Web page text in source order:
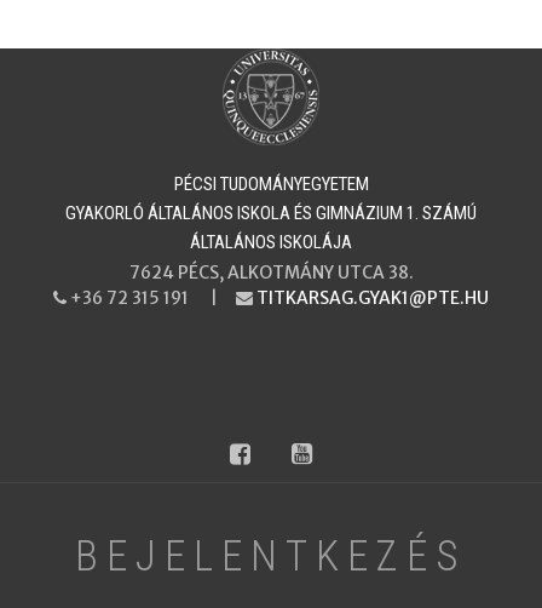
PÉCSI TUDOMÁNYEGYETEM
​​​​​​​GYAKORLÓ ÁLTALÁNOS ISKOLA ÉS GIMNÁZIUM 1. SZÁMÚ
ÁLTALÁNOS ISKOLÁJA
7624 PÉCS, ALKOTMÁNY UTCA 38.
PHONE
+36 72 315 191 | EMAIL
TITKARSAG.GYAK1@PTE.HU
facebookyoutube
BEJELENTKEZÉS